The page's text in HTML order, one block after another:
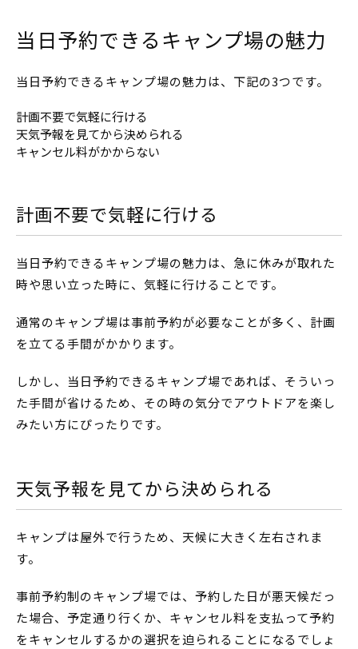
当日予約できるキャンプ場の魅力
当日予約できるキャンプ場の魅力は、下記の3つです。
計画不要で気軽に行ける
天気予報を見てから決められる
キャンセル料がかからない
計画不要で気軽に行ける
当日予約できるキャンプ場の魅力は、急に休みが取れた
時や思い立った時に、気軽に行けることです。
通常のキャンプ場は事前予約が必要なことが多く、計画
を立てる手間がかかります。
しかし、当日予約できるキャンプ場であれば、そういっ
た手間が省けるため、その時の気分でアウトドアを楽し
みたい方にぴったりです。
天気予報を見てから決められる
キャンプは屋外で行うため、天候に大きく左右されま
す。
事前予約制のキャンプ場では、予約した日が悪天候だっ
た場合、予定通り行くか、キャンセル料を支払って予約
をキャンセルするかの選択を迫られることになるでしょ